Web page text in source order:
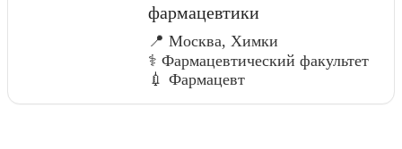
фармацевтики
📍 Москва, Химки
⚕️ Фармацевтический факультет
💉 Фармацевт